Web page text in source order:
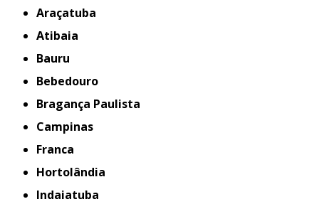
Araçatuba
Atibaia
Bauru
Bebedouro
Bragança Paulista
Campinas
Franca
Hortolândia
Indaiatuba